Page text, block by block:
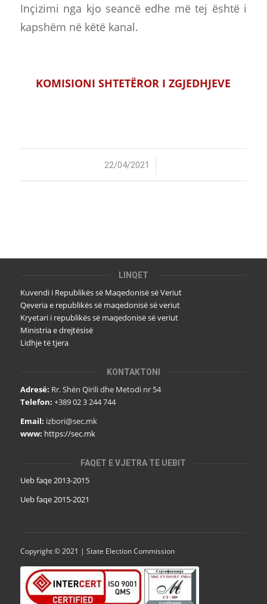
Inçizimi nga kjo seancë edhe më tej është i
kapshëm në këtë kanal.
KOMISIONI SHTETËROR I ZGJEDHJEVE
22/04/2021
/
LINQET
Kuvendi i Republikës së Maqedonisë së Veriut
Qeveria e republikës së maqedonisë së veriut
Kryetari i republikës së maqedonisë së veriut
Ministria e drejtësisë
Lidhje të tjera
KONTAKTONI
Adresë: Rr. Shën Qirili dhe Metodi nr 54
Telefon: +389 02 3 244 744
Email: izbori@sec.mk
www: https://sec.mk
FAQET E VJETRA TË UEBIT
Ueb faqe 2013-2015
Ueb faqe 2015-2021
Copyright © 2021 | State Election Commission